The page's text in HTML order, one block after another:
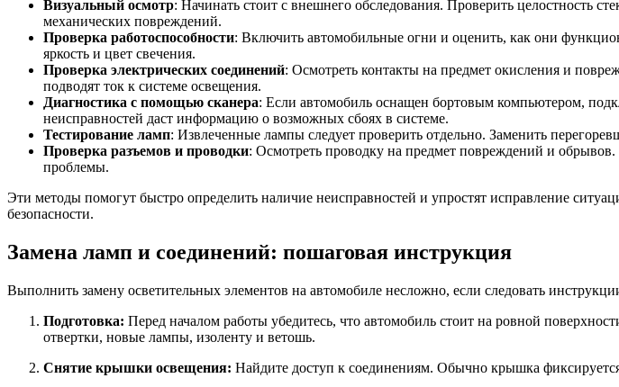
Визуальный осмотр: Начинать стоит с внешнего обследования. Проверить целостность
механических повреждений.
Проверка работоспособности: Включить автомобильные огни и оценить, как они
яркость и цвет свечения.
Проверка электрических соединений: Осмотреть контакты на предмет окисления и
подводят ток к системе освещения.
Диагностика с помощью сканера: Если автомобиль оснащен бортовым компьютером,
неисправностей даст информацию о возможных сбоях в системе.
Тестирование ламп: Извлеченные лампы следует проверить отдельно. Заменить
Проверка разъемов и проводки: Осмотреть проводку на предмет повреждений и
проблемы.
Эти методы помогут быстро определить наличие неисправностей и упростят исправление
безопасности.
Замена ламп и соединений: пошаговая инструкция
Выполнить замену осветительных элементов на автомобиле несложно, если следовать
Подготовка: Перед началом работы убедитесь, что автомобиль стоит на ровной
отвертки, новые лампы, изоленту и ветошь.
Снятие крышки освещения: Найдите доступ к соединениям. Обычно крышка